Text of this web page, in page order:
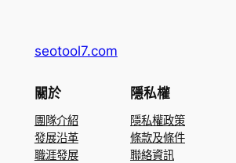
seotool7.com
關於
團隊介紹
發展沿革
職涯發展
隱私權
隱私權政策
條款及條件
聯絡資訊